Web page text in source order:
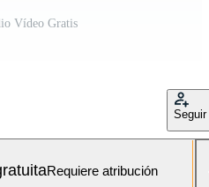
Vídeo Gratis
Seguir
Requiere atribución